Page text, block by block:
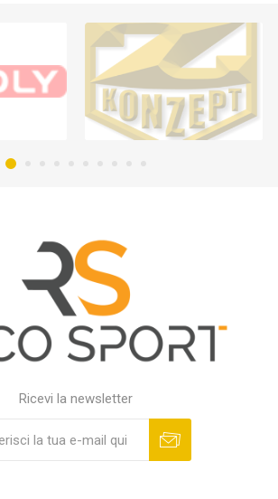
Ricevi la newsletter